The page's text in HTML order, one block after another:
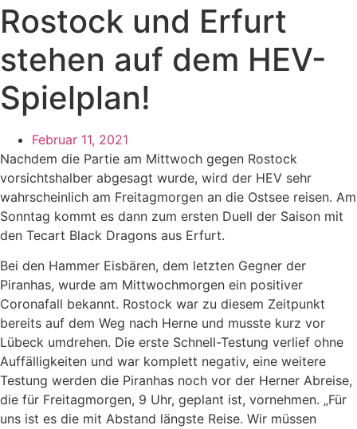
Rostock und Erfurt
stehen auf dem HEV-
Spielplan!
Februar 11, 2021
Nachdem die Partie am Mittwoch gegen Rostock
vorsichtshalber abgesagt wurde, wird der HEV sehr
wahrscheinlich am Freitagmorgen an die Ostsee reisen. Am
Sonntag kommt es dann zum ersten Duell der Saison mit
den Tecart Black Dragons aus Erfurt.
Bei den Hammer Eisbären, dem letzten Gegner der
Piranhas, wurde am Mittwochmorgen ein positiver
Coronafall bekannt. Rostock war zu diesem Zeitpunkt
bereits auf dem Weg nach Herne und musste kurz vor
Lübeck umdrehen. Die erste Schnell-Testung verlief ohne
Auffälligkeiten und war komplett negativ, eine weitere
Testung werden die Piranhas noch vor der Herner Abreise,
die für Freitagmorgen, 9 Uhr, geplant ist, vornehmen. „Für
uns ist es die mit Abstand längste Reise. Wir müssen